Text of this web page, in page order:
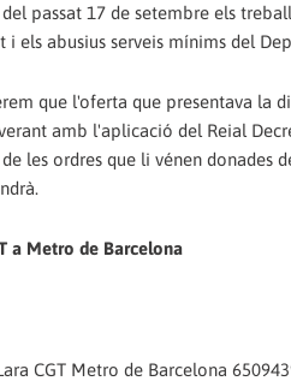
passat 17 de setembre els
i els abusius serveis mínims del
que l'oferta que presentava la
amb l'aplicació del Reial
les ordres que li vénen donades
a Metro de Barcelona
CGT Metro de Barcelona